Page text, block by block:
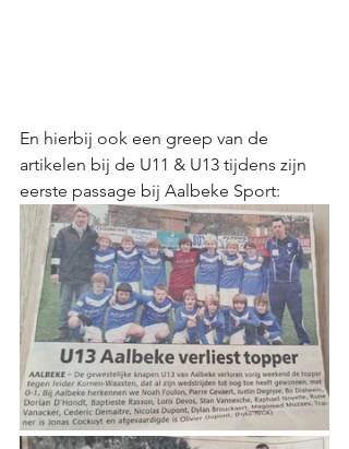
En hierbij ook een greep van de
artikelen bij de U11 & U13 tijdens zijn
eerste passage bij Aalbeke Sport: